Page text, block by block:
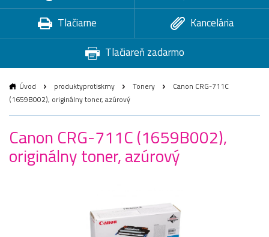
Tlačiarne
Kancelária
Tlačiareň zadarmo
Úvod produktyprotiskrny Tonery
Canon CRG-711C
(1659B002), originálny toner, azúrový
Canon CRG-711C (1659B002),
originálny toner, azúrový